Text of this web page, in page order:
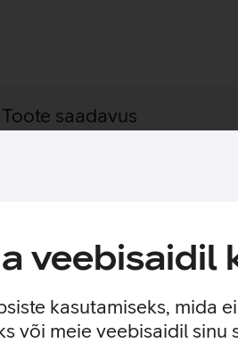
veebisaidil
kasutamiseks, mida
või meie veebisaidil sinu
Toote saadavus
kandevõime on kuni 20 kg.
kasutusviisidega tootja kodulehel